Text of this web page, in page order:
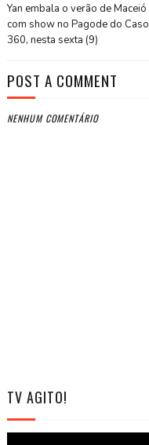
Yan embala o verão de Maceió
com show no Pagode do Caso
360, nesta sexta (9)
POST A COMMENT
NENHUM COMENTÁRIO
TV AGITO!